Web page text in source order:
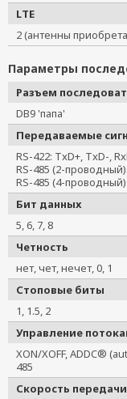
LTE
2 (антенны
Параметры
Разъем
DB9 'папа'
Передаваемые
RS-422: TxD+, TxD-,
RS-485 (2-
RS-485 (4-
Бит данных
5, 6, 7, 8
Четность
нет, чет, нечет, 0, 1
Стоповые биты
1, 1.5, 2
Управление
XON/XOFF, ADDC®
485
Скорость